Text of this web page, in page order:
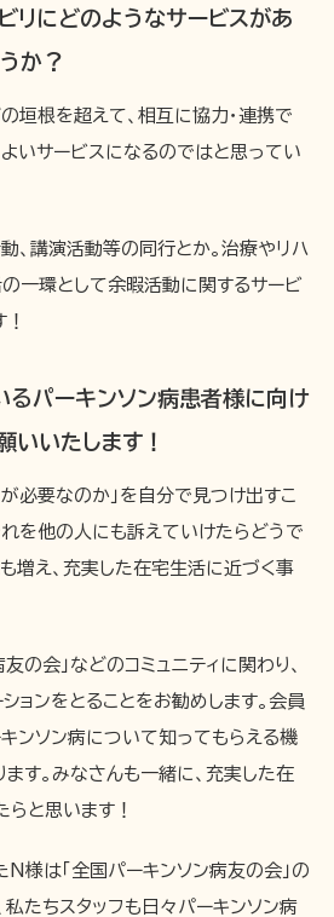
リにどのようなサービスがあ
か？
垣根を超えて、相互に協力・連携で
いサービスになるのではと思ってい
、講演活動等の同行とか。治療やリハ
の一環として余暇活動に関するサービ
るパーキンソン病患者様に向け
いいたします！
必要なのか」を自分で見つけ出すこ
れを他の人にも訴えていけたらどうで
増え、充実した在宅生活に近づく事
の会」などのコミュニティに関わり、
ョンをとることをお勧めします。会員
ンソン病について知ってもらえる機
す。みなさんも一緒に、充実した在
と思います！
様は「全国パーキンソン病友の会」の
たちスタッフも日々パーキンソン病